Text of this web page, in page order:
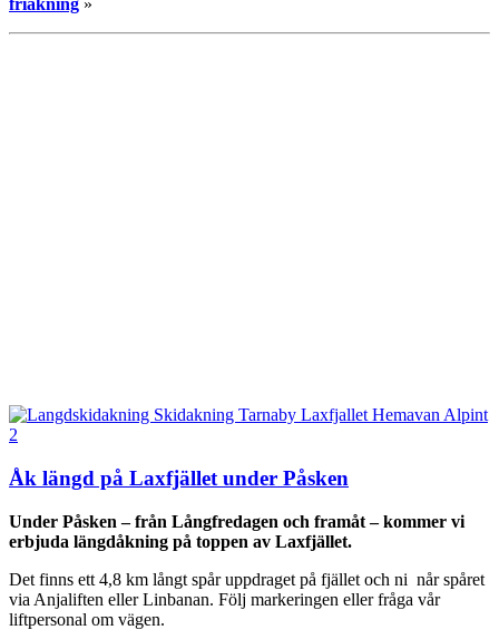
friåkning »
Åk längd på Laxfjället under Påsken
Under Påsken – från Långfredagen och framåt – kommer vi
erbjuda längdåkning på toppen av Laxfjället.
Det finns ett 4,8 km långt spår uppdraget på fjället och ni når spåret
via Anjaliften eller Linbanan. Följ markeringen eller fråga vår
liftpersonal om vägen.